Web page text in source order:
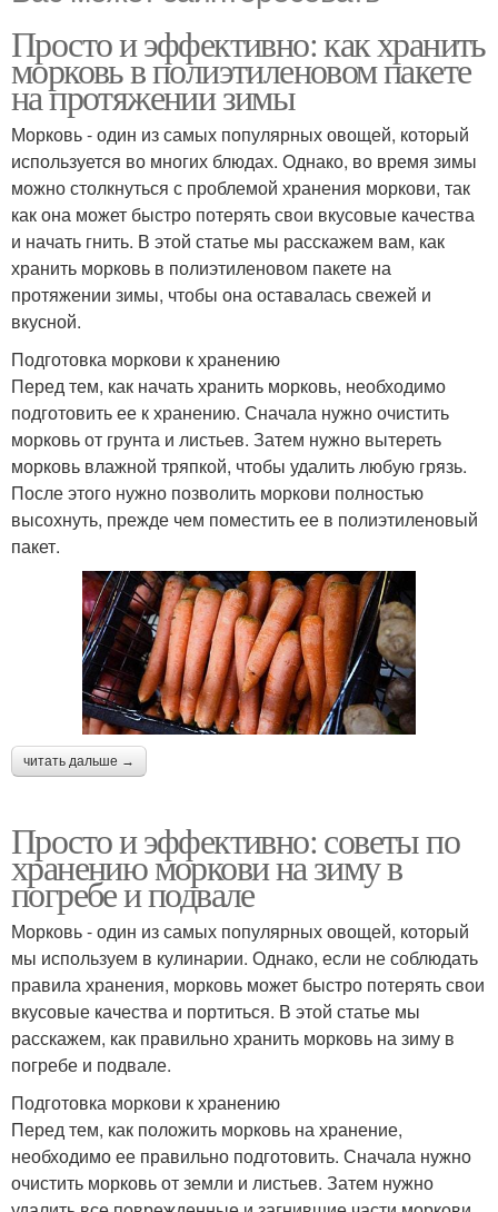
Просто и эффективно: как хранить
морковь в полиэтиленовом пакете
на протяжении зимы
Морковь - один из самых популярных овощей, который
используется во многих блюдах. Однако, во время зимы
можно столкнуться с проблемой хранения моркови, так
как она может быстро потерять свои вкусовые качества
и начать гнить. В этой статье мы расскажем вам, как
хранить морковь в полиэтиленовом пакете на
протяжении зимы, чтобы она оставалась свежей и
вкусной.
Подготовка моркови к хранению
Перед тем, как начать хранить морковь, необходимо
подготовить ее к хранению. Сначала нужно очистить
морковь от грунта и листьев. Затем нужно вытереть
морковь влажной тряпкой, чтобы удалить любую грязь.
После этого нужно позволить моркови полностью
высохнуть, прежде чем поместить ее в полиэтиленовый
пакет.
читать дальше →
Просто и эффективно: советы по
хранению моркови на зиму в
погребе и подвале
Морковь - один из самых популярных овощей, который
мы используем в кулинарии. Однако, если не соблюдать
правила хранения, морковь может быстро потерять свои
вкусовые качества и портиться. В этой статье мы
расскажем, как правильно хранить морковь на зиму в
погребе и подвале.
Подготовка моркови к хранению
Перед тем, как положить морковь на хранение,
необходимо ее правильно подготовить. Сначала нужно
очистить морковь от земли и листьев. Затем нужно